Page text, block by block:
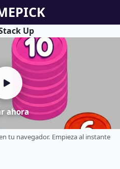
ahora
Up
tu navegador. Empieza al instante